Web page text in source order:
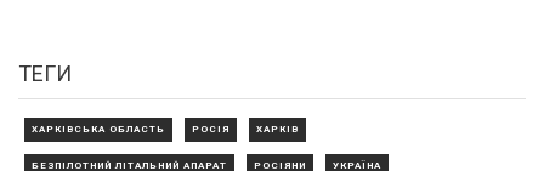
ТЕГИ
ХАРКІВСЬКА ОБЛАСТЬ РОСІЯ ХАРКІВ
БЕЗПІЛОТНИЙ ЛІТАЛЬНИЙ АПАРАТ РОСІЯНИ УКРАЇНА